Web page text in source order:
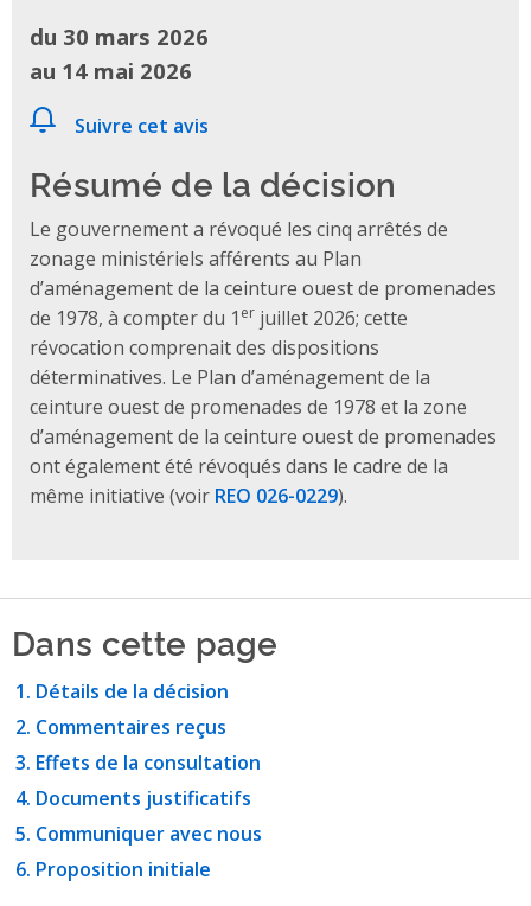
du 30 mars 2026
au 14 mai 2026
Suivre cet avis
Résumé de la décision
Le gouvernement a révoqué les cinq arrêtés de
zonage ministériels afférents au Plan
d’aménagement de la ceinture ouest de promenades
de 1978, à compter du 1 er juillet 2026; cette
révocation comprenait des dispositions
déterminatives. Le Plan d’aménagement de la
ceinture ouest de promenades de 1978 et la zone
d’aménagement de la ceinture ouest de promenades
ont également été révoqués dans le cadre de la
même initiative (voir REO 026-0229).
Dans cette page
Détails de la décision
Commentaires reçus
Effets de la consultation
Documents justificatifs
Communiquer avec nous
Proposition initiale